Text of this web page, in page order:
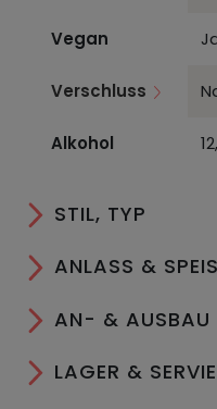
Vegan
Verschluss
Alkohol
STIL, TYP
ANLASS &
AN- & AUSBAU
LAGER &